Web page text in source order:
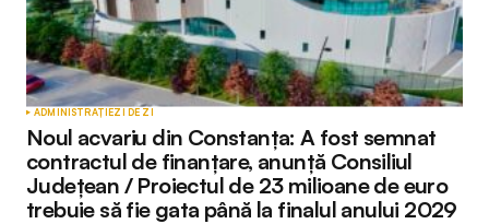
ADMINISTRAȚIEZI DE ZI
Noul acvariu din Constanța: A fost semnat
contractul de finanțare, anunță Consiliul
Județean / Proiectul de 23 milioane de euro
trebuie să fie gata până la finalul anului 2029